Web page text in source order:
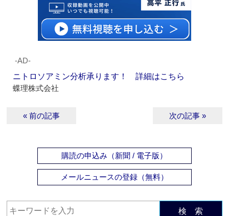
‐AD‐
ニトロソアミン分析承ります！ 詳細はこちら
蝶理株式会社
« 前の記事 次の記事 »
購読の申込み（新聞 / 電子版）
メールニュースの登録（無料）
検 索